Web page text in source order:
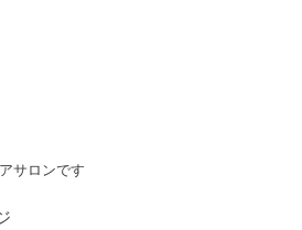
サロンです